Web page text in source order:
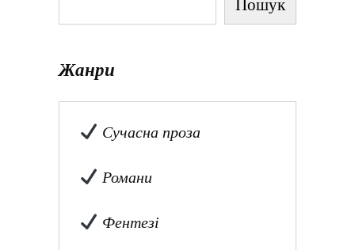
Пошук
Жанри
Сучасна проза
Романи
Фентезі